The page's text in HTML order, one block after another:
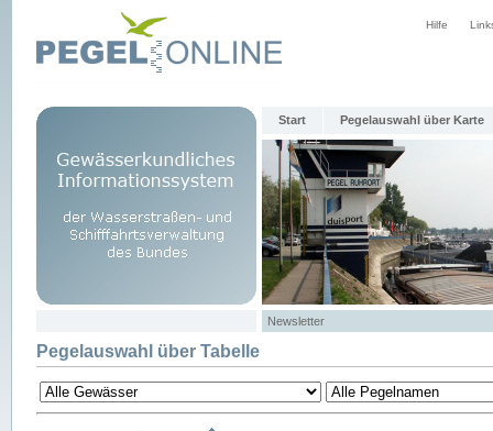
Hilfe
Start Pegelauswahl über Karte
Newsletter
Pegelauswahl über Tabelle